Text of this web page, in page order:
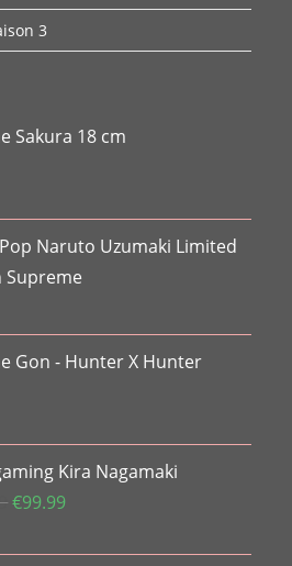
3
Sakura 18 cm
Naruto Uzumaki Limited
Supreme
Gon - Hunter X Hunter
Kira Nagamaki
Le
initial
€99.99Le
actuel